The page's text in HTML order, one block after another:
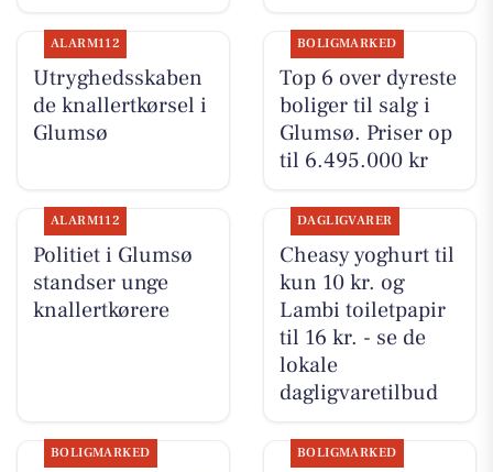
ALARM112
Utryghedsskaben
de knallertkørsel i
Glumsø
BOLIGMARKED
Top 6 over dyreste
boliger til salg i
Glumsø. Priser op
til 6.495.000 kr
ALARM112
Politiet i Glumsø
standser unge
knallertkørere
DAGLIGVARER
Cheasy yoghurt til
kun 10 kr. og
Lambi toiletpapir
til 16 kr. - se de
lokale
dagligvaretilbud
BOLIGMARKED BOLIGMARKED